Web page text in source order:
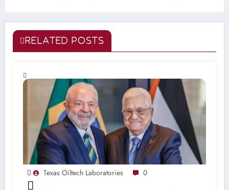
RELATED POSTS
Texas Oiltech Laboratories 0